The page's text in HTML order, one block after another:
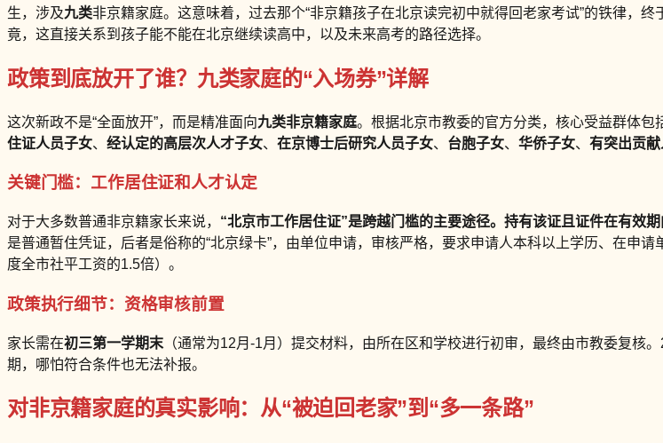
生，涉及九类非京籍家庭。这意味着，过去那个“非京籍孩子在北京读完初中就得回老家考试”的铁律，
竟，这直接关系到孩子能不能在北京继续读高中，以及未来高考的路径选择。
政策到底放开了谁？九类家庭的“入场券”详解
这次新政不是“全面放开”，而是精准面向九类非京籍家庭。根据北京市教委的官方分类，核心受益群体包
住证人员子女、 经认定的高层次人才子女、 在京博士后研究人员子女、 台胞子女、 华侨子女、 有突出贡
关键门槛：工作居住证和人才认定
对于大多数普通非京籍家长来说， “北京市工作居住证”是跨越门槛的主要途径。持有该证且证件在有效
是普通暂住凭证，后者是俗称的“北京绿卡”，由单位申请，审核严格，要求申请人本科以上学历、在申
度全市社平工资的1.5倍）。
政策执行细节：资格审核前置
家长需在初三第一学期末 （通常为12月-1月）提交材料，由所在区和学校进行初审，最终由市教委复核
期，哪怕符合条件也无法补报。
对非京籍家庭的真实影响：从“被迫回老家”到“多一条路”